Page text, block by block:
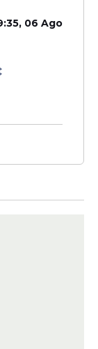
diante
risco à
capaz de
e, por
atuar
apontou.
06 Ago